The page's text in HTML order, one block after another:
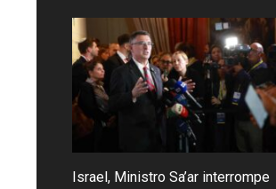
Israel, Ministro Sa’ar interrompe